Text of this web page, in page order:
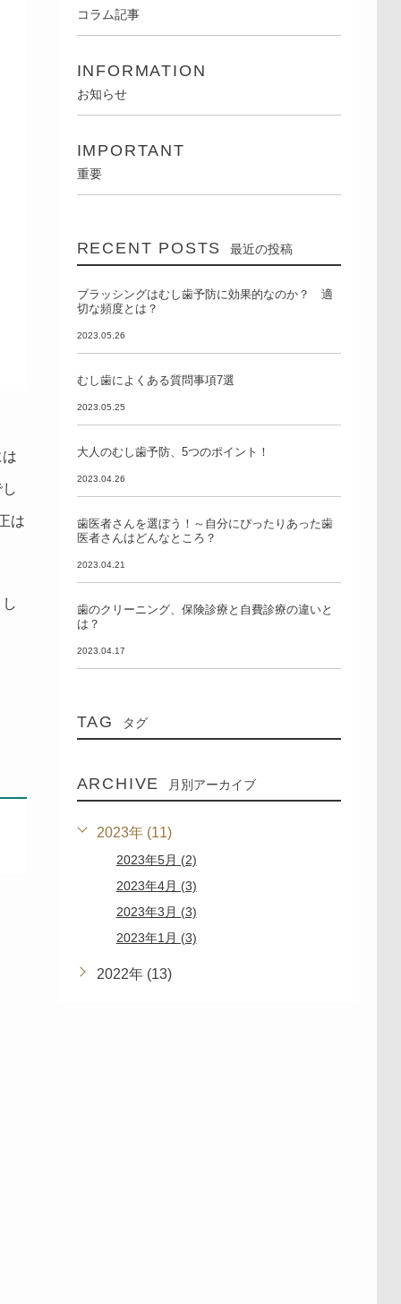
は
コラム記事
INFORMATION
お知らせ
IMPORTANT
重要
RECENT POSTS 最近の投稿
ブラッシングはむし歯予防に効果的なのか？ 適
切な頻度とは？
2023.05.26
むし歯によくある質問事項7選
2023.05.25
大人のむし歯予防、5つのポイント！
2023.04.26
歯医者さんを選ぼう！～自分にぴったりあった歯
医者さんはどんなところ？
2023.04.21
歯のクリーニング、保険診療と自費診療の違いと
は？
2023.04.17
TAG タグ
ARCHIVE 月別アーカイブ
2023年 (11)
2023年5月 (2)
2023年4月 (3)
2023年3月 (3)
2023年1月 (3)
2022年 (13)